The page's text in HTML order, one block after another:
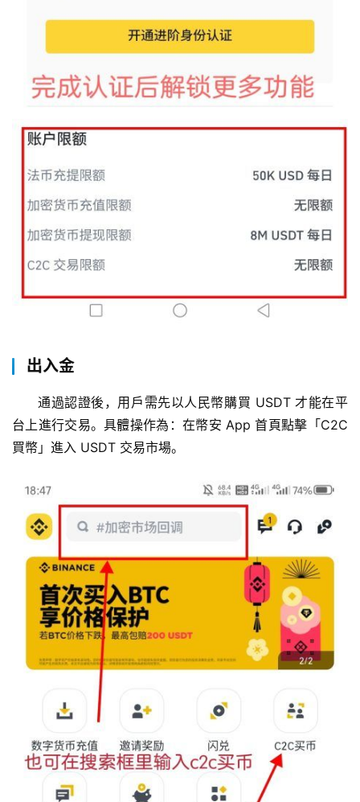
出入金
通過認證後，用戶需先以人民幣購買 USDT 才能在平
台上進行交易。具體操作為：在幣安 App 首頁點擊「C2C
買幣」進入 USDT 交易市場。